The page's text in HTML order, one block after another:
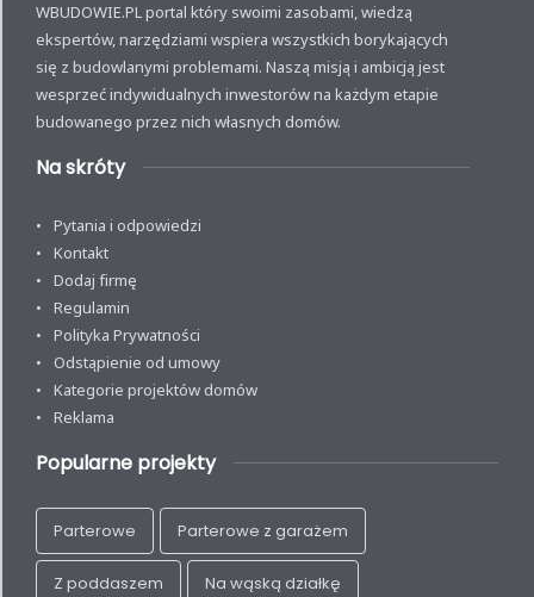
WBUDOWIE.PL portal który swoimi zasobami, wiedzą
ekspertów, narzędziami wspiera wszystkich borykających
się z budowlanymi problemami. Naszą misją i ambicją jest
wesprzeć indywidualnych inwestorów na każdym etapie
budowanego przez nich własnych domów.
Na skróty
Pytania i odpowiedzi
Kontakt
Dodaj firmę
Regulamin
Polityka Prywatności
Odstąpienie od umowy
Kategorie projektów domów
Reklama
Popularne projekty
Parterowe Parterowe z garażem
Z poddaszem Na wąską działkę